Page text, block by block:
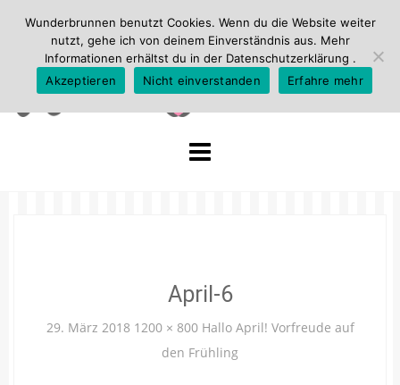
April-6
29. März 2018 1200 × 800 Hallo April! Vorfreude auf
den Frühling
Wunderbrunnen benutzt Cookies. Wenn du die Website weiter
nutzt, gehe ich von deinem Einverständnis aus. Mehr
Informationen erhältst du in der Datenschutzerklärung .
Akzeptieren
Nicht einverstanden Erfahre mehr